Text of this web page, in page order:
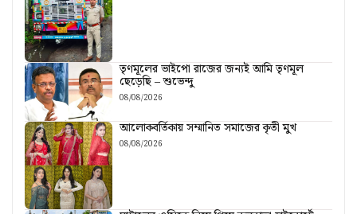
তৃণমূলের ভাইপো রাজের জন্যই আমি তৃণমূল
ছেড়েছি – শুভেন্দু
08/08/2026
আলোকবর্তিকায় সম্মানিত সমাজের কৃতী মুখ
08/08/2026